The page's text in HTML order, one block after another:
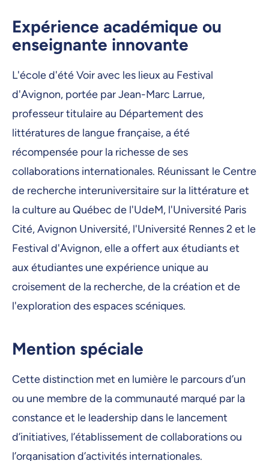
Expérience académique ou
enseignante innovante
L'école d'été Voir avec les lieux au Festival
d'Avignon, portée par Jean-Marc Larrue,
professeur titulaire au Département des
littératures de langue française, a été
récompensée pour la richesse de ses
collaborations internationales. Réunissant le Centre
de recherche interuniversitaire sur la littérature et
la culture au Québec de l'UdeM, l'Université Paris
Cité, Avignon Université, l'Université Rennes 2 et le
Festival d'Avignon, elle a offert aux étudiants et
aux étudiantes une expérience unique au
croisement de la recherche, de la création et de
l'exploration des espaces scéniques.
Mention spéciale
Cette distinction met en lumière le parcours d’un
ou une membre de la communauté marqué par la
constance et le leadership dans le lancement
d’initiatives, l’établissement de collaborations ou
l’organisation d’activités internationales.